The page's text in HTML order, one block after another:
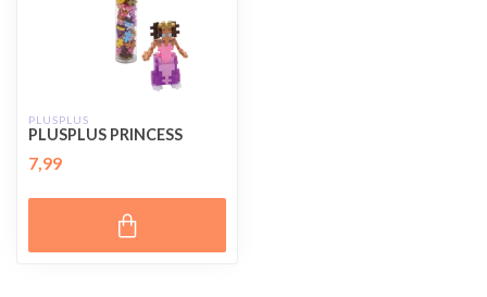
PLUSPLUS
PLUSPLUS PRINCESS
7,99